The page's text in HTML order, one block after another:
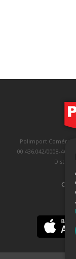
Polimport Comércio
00.436.042/0008-46,
Distrito